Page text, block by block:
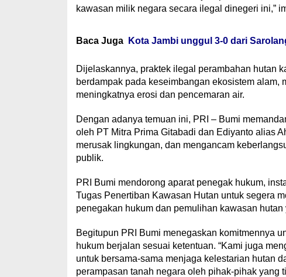
kawasan milik negara secara ilegal dinegeri ini,”
Baca Juga Kota Jambi unggul 3-0 dari
Dijelaskannya, praktek ilegal perambahan hutan
berdampak pada keseimbangan ekosistem alam,
meningkatnya erosi dan pencemaran air.
Dengan adanya temuan ini, PRI – Bumi
oleh PT Mitra Prima Gitabadi dan Ediyanto alias
merusak lingkungan, dan mengancam
publik.
PRI Bumi mendorong aparat penegak hukum,
Tugas Penertiban Kawasan Hutan untuk segera
penegakan hukum dan pemulihan kawasan hutan
Begitupun PRI Bumi menegaskan komitmennya
hukum berjalan sesuai ketentuan. “Kami juga
untuk bersama-sama menjaga kelestarian hutan
perampasan tanah negara oleh pihak-pihak yang